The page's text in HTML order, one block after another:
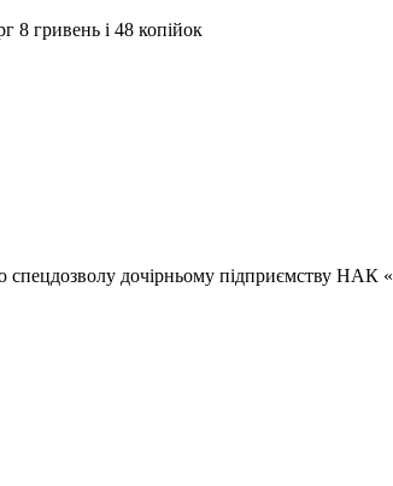
8 гривень і 48 копійок
спецдозволу дочірньому підприємству НАК